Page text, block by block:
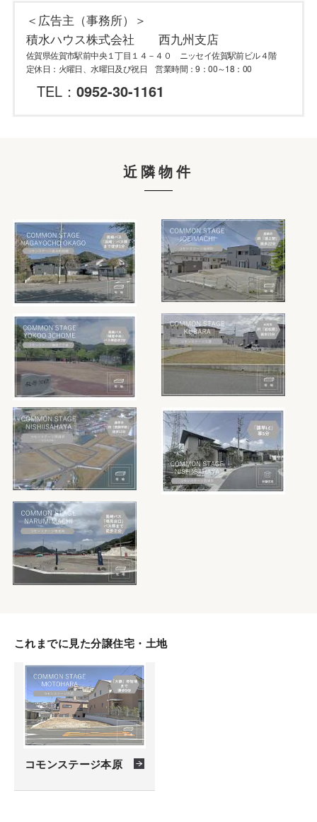
＜広告主（事務所）＞
積水ハウス株式会社 西九州支店
佐賀県佐賀市駅前中央１丁目１４－４０ ニッセイ佐賀駅前ビル４階
定休日：火曜日、水曜日及び祝日 営業時間：9：00～18：00
TEL： 0952-30-1161
近隣物件
これまでに見た分譲住宅・土地
コモンステージ本原